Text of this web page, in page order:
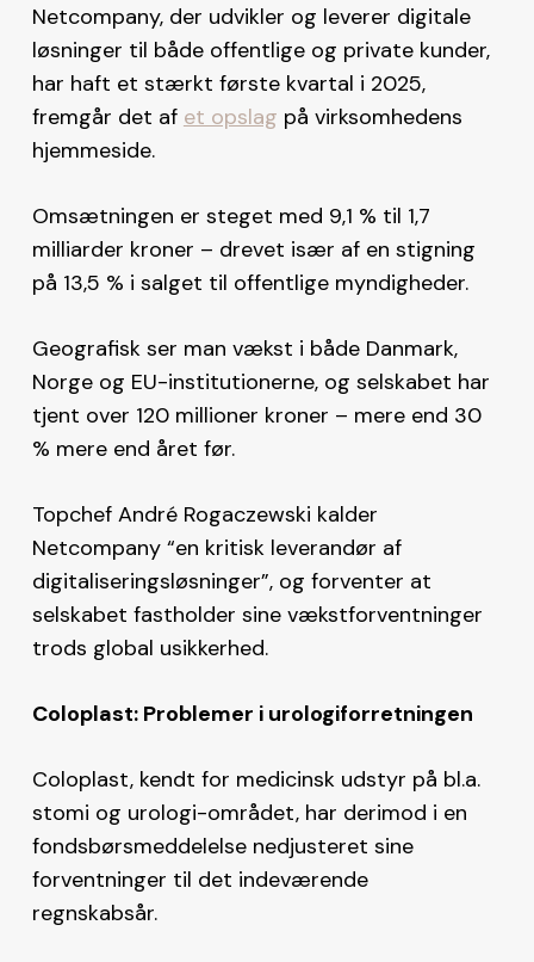
Netcompany, der udvikler og leverer digitale
løsninger til både offentlige og private kunder,
har haft et stærkt første kvartal i 2025,
fremgår det af et opslag på virksomhedens
hjemmeside.
Omsætningen er steget med 9,1 % til 1,7
milliarder kroner – drevet især af en stigning
på 13,5 % i salget til offentlige myndigheder.
Geografisk ser man vækst i både Danmark,
Norge og EU-institutionerne, og selskabet har
tjent over 120 millioner kroner – mere end 30
% mere end året før.
Topchef André Rogaczewski kalder
Netcompany “en kritisk leverandør af
digitaliseringsløsninger”, og forventer at
selskabet fastholder sine vækstforventninger
trods global usikkerhed.
Coloplast: Problemer i urologiforretningen
Coloplast, kendt for medicinsk udstyr på bl.a.
stomi og urologi-området, har derimod i en
fondsbørsmeddelelse nedjusteret sine
forventninger til det indeværende
regnskabsår.